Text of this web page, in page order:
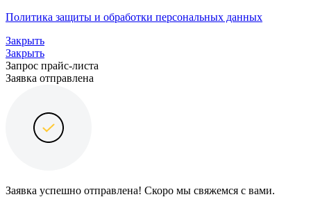
Политика защиты и обработки персональных данных
Закрыть
Закрыть
Запрос прайс-листа
Заявка отправлена
Заявка успешно отправлена! Скоро мы свяжемся с вами.